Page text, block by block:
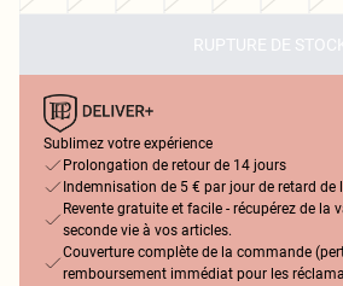
RUPTURE DE
Sublimez votre expérience
Prolongation de retour de 14 jours
Indemnisation de 5 € par jour de retard de
Revente gratuite et facile - récupérez de la
seconde vie à vos articles.
Couverture complète de la commande
remboursement immédiat pour les